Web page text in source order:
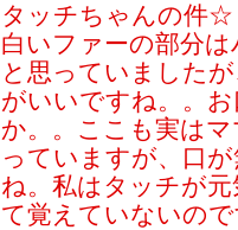
タッチちゃんの件☆
白いファーの部分
と思っていました
がいいですね。。
か。。ここも実は
っていますが、口
ね。私はタッチが
て覚えていないの